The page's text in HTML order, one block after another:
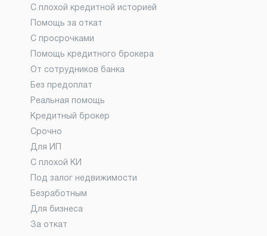
С плохой кредитной историей
Помощь за откат
С просрочками
Помощь кредитного брокера
От сотрудников банка
Без предоплат
Реальная помощь
Кредитный брокер
Срочно
Для ИП
С плохой КИ
Под залог недвижимости
Безработным
Для бизнеса
За откат